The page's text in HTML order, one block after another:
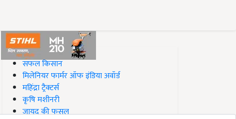
#Top on Krishi Jagran
सफल किसान
मिलेनियर फार्मर ऑफ इंडिया अवॉर्ड
महिंद्रा ट्रैक्टर्स
कृषि मशीनरी
जायद की फसल